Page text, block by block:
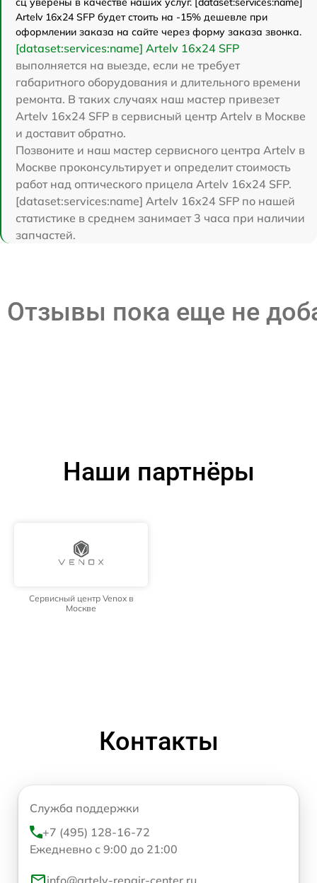
Artelv 16x24 SFP будет стоить на -15% дешевле при
оформлении заказа на сайте через форму заказа звонка.
[dataset:services:name] Artelv 16x24 SFP
выполняется на выезде, если не требует
габаритного оборудования и длительного времени
ремонта. В таких случаях наш мастер привезет
Artelv 16x24 SFP в сервисный центр Artelv в Москве
и доставит обратно.
Позвоните и наш мастер сервисного центра Artelv в
Москве проконсультирует и определит стоимость
работ над оптического прицела Artelv 16x24 SFP.
[dataset:services:name] Artelv 16x24 SFP по нашей
статистике в среднем занимает 3 часа при наличии
запчастей.
Отзывы пока еще не
Наши партнёры
Сервисный центр Venox в
Москве
Контакты
Служба поддержки
+7 (495) 128-16-72
Ежедневно с 9:00 до 21:00
info@artelv-repair-center.ru